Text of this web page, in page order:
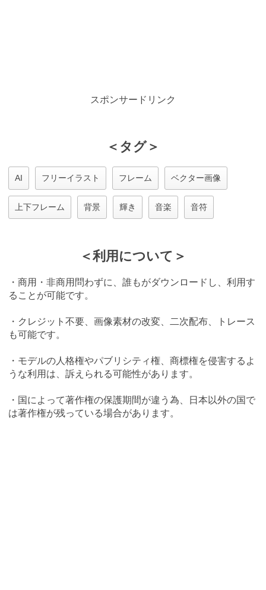
スポンサードリンク
＜タグ＞
AI フリーイラスト フレーム ベクター画像
上下フレーム 背景 輝き 音楽 音符
＜利用について＞
・商用・非商用問わずに、誰もがダウンロードし、利用す
ることが可能です。
・クレジット不要、画像素材の改変、二次配布、トレース
も可能です。
・モデルの人格権やパブリシティ権、商標権を侵害するよ
うな利用は、訴えられる可能性があります。
・国によって著作権の保護期間が違う為、日本以外の国で
は著作権が残っている場合があります。